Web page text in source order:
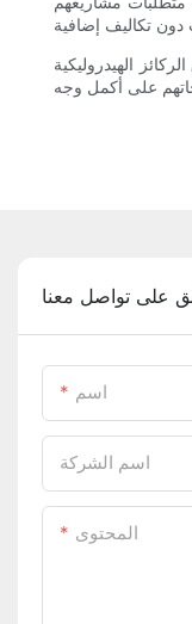
الهيدروليكية
على تواصل معنا
اسم
اسم الشركة
المحتوى